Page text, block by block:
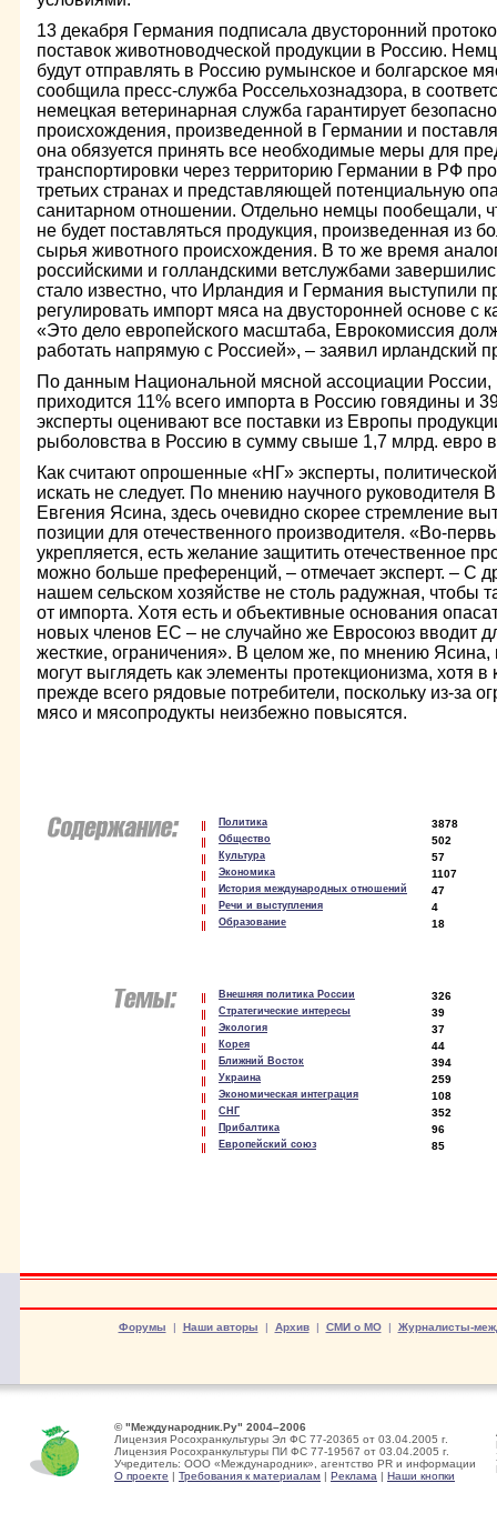
13 декабря Германия подписала двусторонний
поставок животноводческой продукции в Россию.
будут отправлять в Россию румынское и болгарское
сообщила пресс-служба Россельхознадзора, в
немецкая ветеринарная служба гарантирует
происхождения, произведенной в Германии и
она обязуется принять все необходимые меры для
транспортировки через территорию Германии в РФ
третьих странах и представляющей потенциальную
санитарном отношении. Отдельно немцы пообещали,
не будет поставляться продукция, произведенная из
сырья животного происхождения. В то же время
российскими и голландскими ветслужбами
стало известно, что Ирландия и Германия выступили
регулировать импорт мяса на двусторонней основе с
«Это дело европейского масштаба, Еврокомиссия
работать напрямую с Россией», – заявил ирландский
По данным Национальной мясной ассоциации
приходится 11% всего импорта в Россию говядины и
эксперты оценивают все поставки из Европы
рыболовства в Россию в сумму свыше 1,7 млрд. евро в
Как считают опрошенные «НГ» эксперты,
искать не следует. По мнению научного
Евгения Ясина, здесь очевидно скорее стремление
позиции для отечественного производителя. «Во-
укрепляется, есть желание защитить отечественное
можно больше преференций, – отмечает эксперт. – С
нашем сельском хозяйстве не столь радужная, чтобы
от импорта. Хотя есть и объективные основания
новых членов ЕС – не случайно же Евросоюз вводит
жесткие, ограничения». В целом же, по мнению Ясина,
могут выглядеть как элементы протекционизма, хотя
прежде всего рядовые потребители, поскольку из-за
мясо и мясопродукты неизбежно повысятся.
Политика 3878
Общество 502
Культура 57
Экономика 1107
История международных отношений 47
Речи и выступления 4
Образование 18
Внешняя политика России 326
Стратегические интересы 39
Экология 37
Корея 44
Ближний Восток 394
Украина 259
Экономическая интеграция 108
СНГ 352
Прибалтика 96
Европейский союз 85
Форумы | Наши авторы | Архив| СМИ о МО| Журналисты-
© "Международник.Ру" 2004–2006
Лицензия Росохранкультуры Эл ФС 77-20365 от 03.04.2005 г.
Лицензия Росохранкультуры ПИ ФС 77-19567 от 03.04.2005 г.
Учредитель: ООО «Международник», агентство PR и информации
О проекте | Требования к материалам | Реклама | Наши кнопки